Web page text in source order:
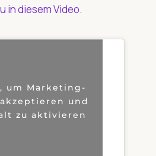
in diesem Video.
um Marketing-
und
zu aktivieren